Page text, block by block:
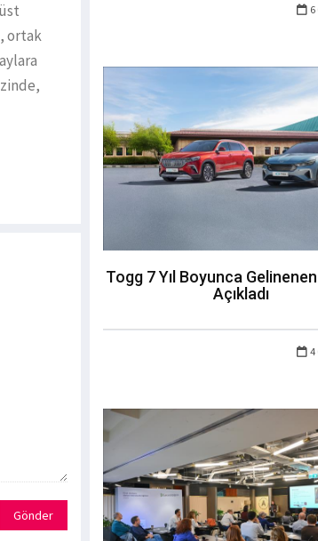
ortak
Gönder
Togg 7 Yıl Boyunca
Açıkladı
4